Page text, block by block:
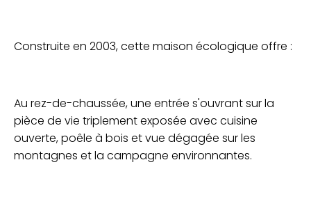
Construite en 2003, cette maison écologique offre :
Au rez-de-chaussée, une entrée s'ouvrant sur la
pièce de vie triplement exposée avec cuisine
ouverte, poêle à bois et vue dégagée sur les
montagnes et la campagne environnantes.